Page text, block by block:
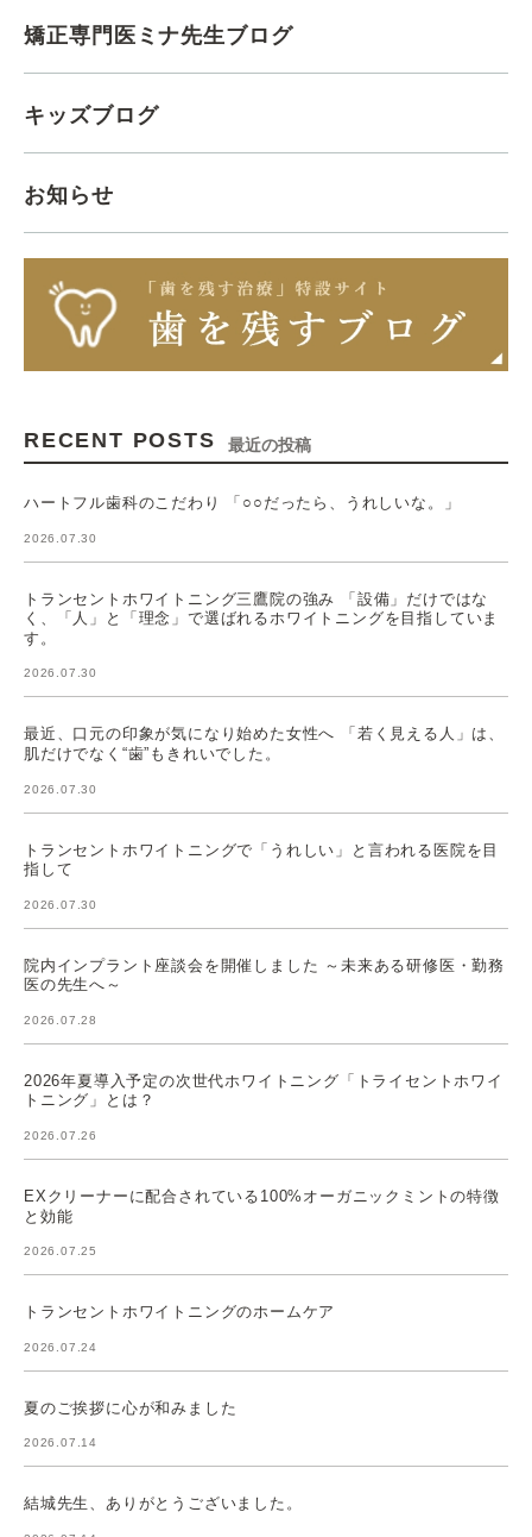
矯正専門医ミナ先生ブログ
キッズブログ
お知らせ
RECENT POSTS 最近の投稿
ハートフル歯科のこだわり 「○○だったら、うれしいな。」
2026.07.30
トランセントホワイトニング三鷹院の強み 「設備」だけではな
く、「人」と「理念」で選ばれるホワイトニングを目指していま
す。
2026.07.30
最近、口元の印象が気になり始めた女性へ 「若く見える人」は、
肌だけでなく“歯”もきれいでした。
2026.07.30
トランセントホワイトニングで「うれしい」と言われる医院を目
指して
2026.07.30
院内インプラント座談会を開催しました ～未来ある研修医・勤務
医の先生へ～
2026.07.28
2026年夏導入予定の次世代ホワイトニング「トライセントホワイ
トニング」とは？
2026.07.26
EXクリーナーに配合されている100%オーガニックミントの特徴
と効能
2026.07.25
トランセントホワイトニングのホームケア
2026.07.24
夏のご挨拶に心が和みました
2026.07.14
結城先生、ありがとうございました。